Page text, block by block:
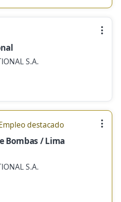
S.A.
destacado
Bombas / Lima
S.A.